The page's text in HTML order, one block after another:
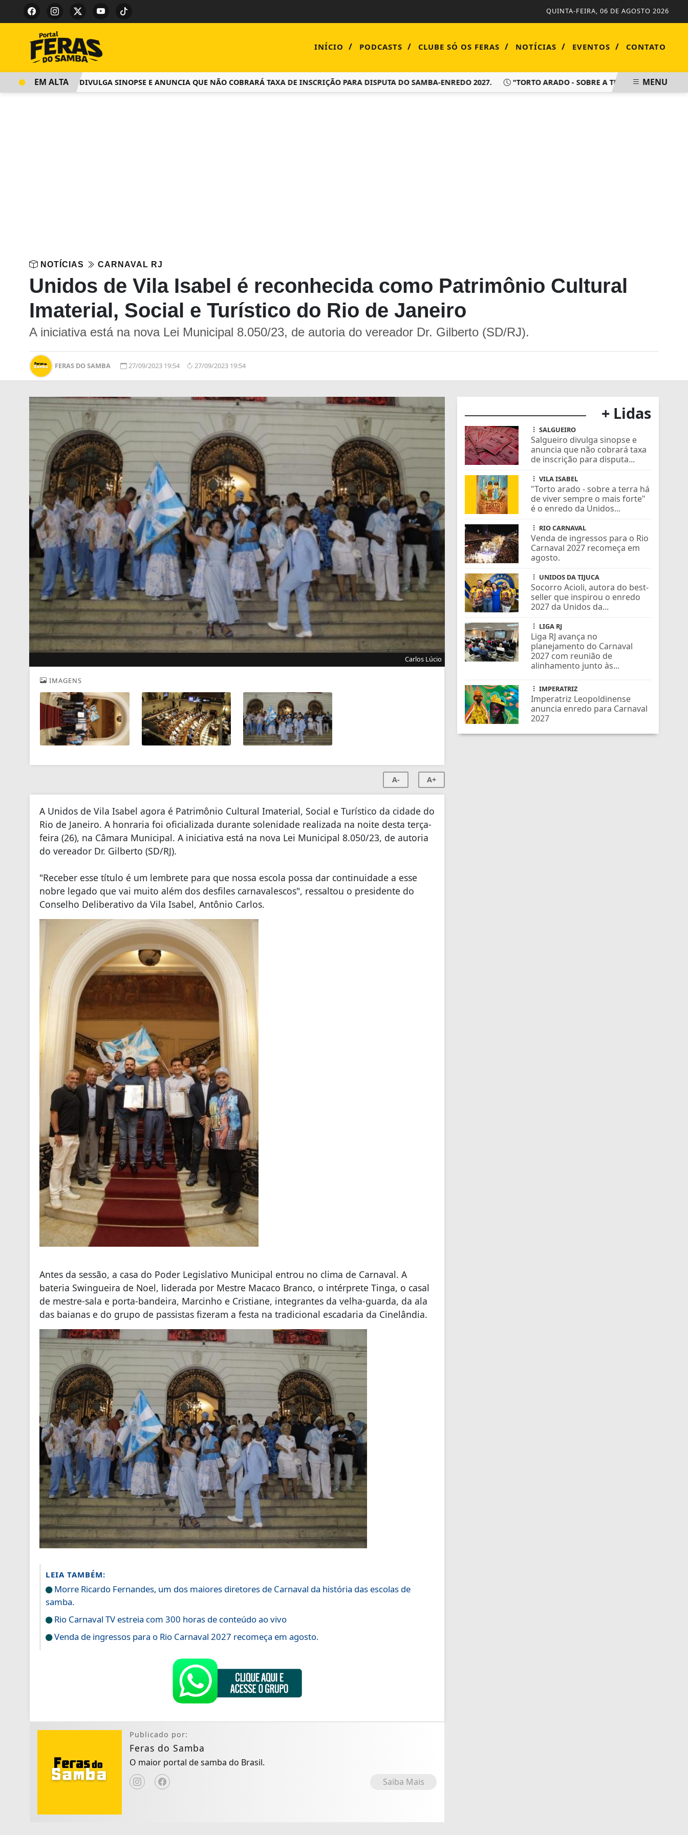
QUINTA-FEIRA, 06 DE AGOSTO 2026
INÍCIO / PODCASTS / CLUBE SÓ OS FERAS / NOTÍCIAS / EVENTOS / CONTATO
SALGUEIRO DIVULGA SINOPSE E ANUNCIA QUE NÃO COBRARÁ TAXA DE INSCRIÇÃO PARA DISPUTA DO SAMBA-ENREDO 2027. "TORTO ARADO - SOBRE A TERRA HÁ DE VIVER
EM ALTA MENU
NOTÍCIAS CARNAVAL RJ
Unidos de Vila Isabel é reconhecida como Patrimônio Cultural
Imaterial, Social e Turístico do Rio de Janeiro
A iniciativa está na nova Lei Municipal 8.050/23, de autoria do vereador Dr. Gilberto (SD/RJ).
FERAS DO SAMBA 27/09/2023 19:54 27/09/2023 19:54
Carlos Lúcio
IMAGENS
A- A+
A Unidos de Vila Isabel agora é Patrimônio Cultural Imaterial, Social e Turístico da cidade do
Rio de Janeiro. A honraria foi oficializada durante solenidade realizada na noite desta terça-
feira (26), na Câmara Municipal. A iniciativa está na nova Lei Municipal 8.050/23, de autoria
do vereador Dr. Gilberto (SD/RJ).
"Receber esse título é um lembrete para que nossa escola possa dar continuidade a esse
nobre legado que vai muito além dos desfiles carnavalescos", ressaltou o presidente do
Conselho Deliberativo da Vila Isabel, Antônio Carlos.
Antes da sessão, a casa do Poder Legislativo Municipal entrou no clima de Carnaval. A
bateria Swingueira de Noel, liderada por Mestre Macaco Branco, o intérprete Tinga, o casal
de mestre-sala e porta-bandeira, Marcinho e Cristiane, integrantes da velha-guarda, da ala
das baianas e do grupo de passistas fizeram a festa na tradicional escadaria da Cinelândia.
LEIA TAMBÉM:
Morre Ricardo Fernandes, um dos maiores diretores de Carnaval da história das escolas de
samba.
Rio Carnaval TV estreia com 300 horas de conteúdo ao vivo
Venda de ingressos para o Rio Carnaval 2027 recomeça em agosto.
Publicado por:
Feras do Samba
O maior portal de samba do Brasil.
Saiba Mais
+ Lidas
SALGUEIRO
Salgueiro divulga sinopse e
anuncia que não cobrará taxa
de inscrição para disputa...
VILA ISABEL
"Torto arado - sobre a terra há
de viver sempre o mais forte"
é o enredo da Unidos...
RIO CARNAVAL
Venda de ingressos para o Rio
Carnaval 2027 recomeça em
agosto.
UNIDOS DA TIJUCA
Socorro Acioli, autora do best-
seller que inspirou o enredo
2027 da Unidos da...
LIGA RJ
Liga RJ avança no
planejamento do Carnaval
2027 com reunião de
alinhamento junto às...
IMPERATRIZ
Imperatriz Leopoldinense
anuncia enredo para Carnaval
2027